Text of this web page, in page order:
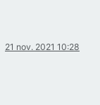
21 nov. 2021 10:28